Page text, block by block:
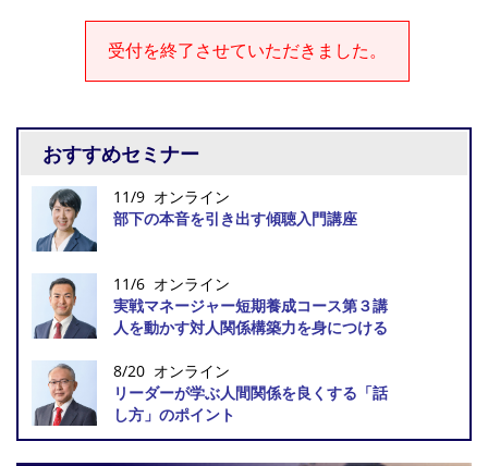
受付を終了させていただきました。
おすすめセミナー
11/9 オンライン
部下の本音を引き出す傾聴入門講座
11/6 オンライン
実戦マネージャー短期養成コース第３講
人を動かす対人関係構築力を身につける
8/20 オンライン
リーダーが学ぶ人間関係を良くする「話
し方」のポイント